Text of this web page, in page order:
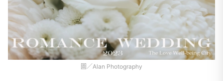
圖／Alan Photography